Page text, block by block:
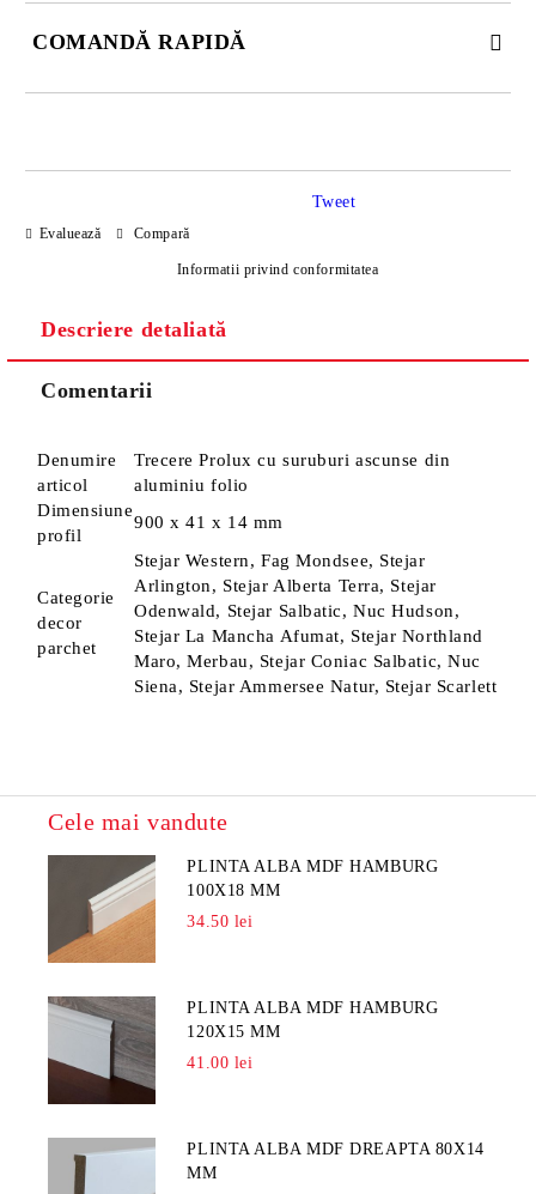
COMANDĂ RAPIDĂ
Sunt de acord cuPolitica de confidentialitate
Noi vă vom contacta pentru finalizarea comenzii.
Evaluează Compară
Informatii privind conformitatea
Tweet
Descriere detaliată
Comentarii
Denumire
articol
Trecere Prolux cu suruburi ascunse din
aluminiu folio
Dimensiune
profil
900 x 41 x 14 mm
Categorie
decor
parchet
Stejar Western, Fag Mondsee, Stejar
Arlington, Stejar Alberta Terra, Stejar
Odenwald, Stejar Salbatic, Nuc Hudson,
Stejar La Mancha Afumat, Stejar Northland
Maro, Merbau, Stejar Coniac Salbatic, Nuc
Siena, Stejar Ammersee Natur, Stejar Scarlett
Cele mai vandute
PLINTA ALBA MDF HAMBURG
100X18 MM
34.50 lei
PLINTA ALBA MDF HAMBURG
120X15 MM
41.00 lei
PLINTA ALBA MDF DREAPTA 80X14
MM